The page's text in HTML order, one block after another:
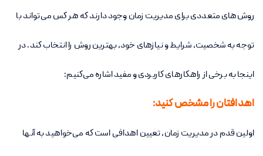
روش‌های متعددی برای مدیریت زمان وجود دارند که هر کس می‌تواند با
توجه به شخصیت، شرایط و نیازهای خود، بهترین روش را انتخاب کند. در
اینجا به برخی از راهکارهای کاربردی و مفید اشاره می‌کنیم:
اهدافتان را مشخص کنید:
اولین قدم در مدیریت زمان، تعیین اهدافی است که می‌خواهید به آنها